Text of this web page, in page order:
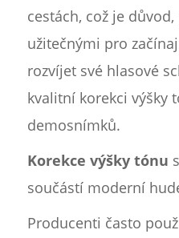
cestách, což je
užitečnými pro
rozvíjet své hlasové
kvalitní korekci výšky
demosnímků.
Korekce výšky tónu
součástí moderní
Producenti často